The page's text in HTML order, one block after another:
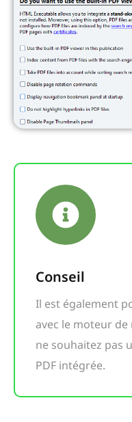
Conseil
Il est également
avec le moteur
ne souhaitez pas
PDF intégrée.